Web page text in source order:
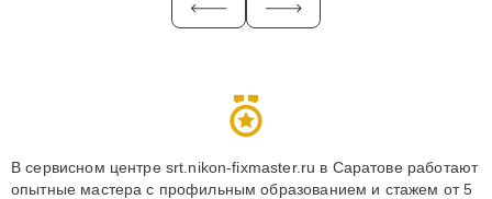
В сервисном центре srt.nikon-fixmaster.ru в Саратове работают
опытные мастера с профильным образованием и стажем от 5